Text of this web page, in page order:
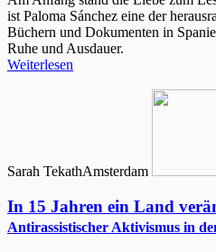
ist Paloma Sánchez eine der
Büchern und Dokumenten in
Ruhe und Ausdauer.
Weiterlesen
Sarah TekathAmsterdam
In 15 Jahren ein Land
Antirassistischer Aktivismus in